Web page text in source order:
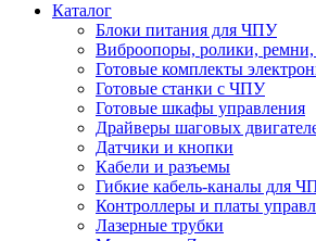
Каталог
Блоки питания для ЧПУ
Виброопоры, ролики,
Готовые комплекты
Готовые станки с ЧПУ
Готовые шкафы управления
Драйверы шаговых
Датчики и кнопки
Кабели и разъемы
Гибкие кабель-каналы для
Контроллеры и платы
Лазерные трубки